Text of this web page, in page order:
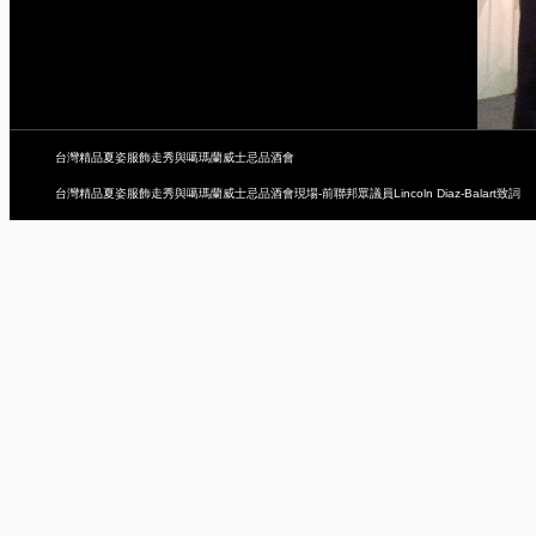
台灣精品夏姿服飾走秀與噶瑪蘭威士忌品酒會
台灣精品夏姿服飾走秀與噶瑪蘭威士忌品酒會現場-前聯邦眾議員Lincoln Diaz-Balart致詞